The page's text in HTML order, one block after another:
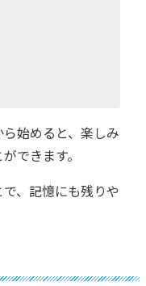
始めると、楽しみ
できます。
、記憶にも残りや